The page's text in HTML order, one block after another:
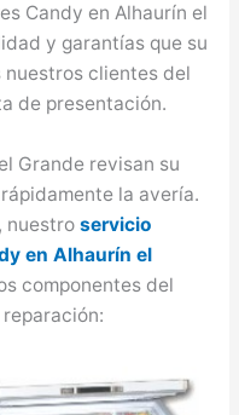
Candy en Alhaurín el
y garantías que su
nuestros clientes del
de presentación.
Grande revisan su
la avería.
nuestro servicio
en Alhaurín el
componentes del